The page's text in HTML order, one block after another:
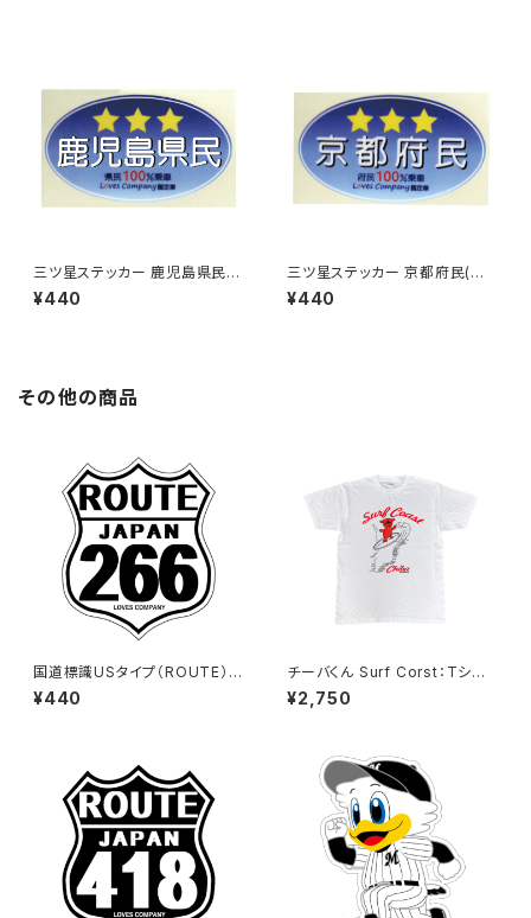
三ツ星ステッカー 鹿児島県民
(ブルー)
¥440
三ツ星ステッカー 京都府民(ブ
ルー)
¥440
その他の商品
国道標識USタイプ（ROUTE）ス
テッカー 266号線（ホワイト）
¥440
チーバくん Surf Corst：Tシャ
ツ（White）
¥2,750